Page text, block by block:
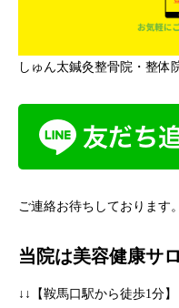
しゅん太鍼灸整骨院・整体
ご連絡お待ちしております。
当院は美容健康サ
↓↓【鞍馬口駅から徒歩1分